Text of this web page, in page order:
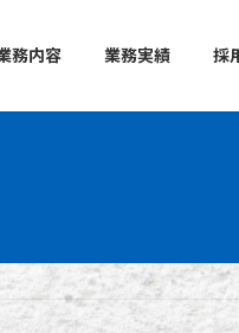
務内容 業務実績 採